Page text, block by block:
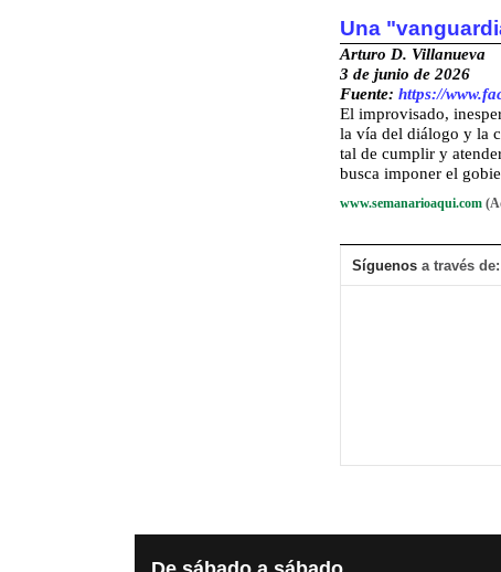
Una
Arturo D. Villanueva
3 de junio de 2026
Fuente: https://
El improvisado,
la vía del diálogo y la
tal de cumplir y
busca imponer el
www.semanarioaqui.com
Síguenos a través de: